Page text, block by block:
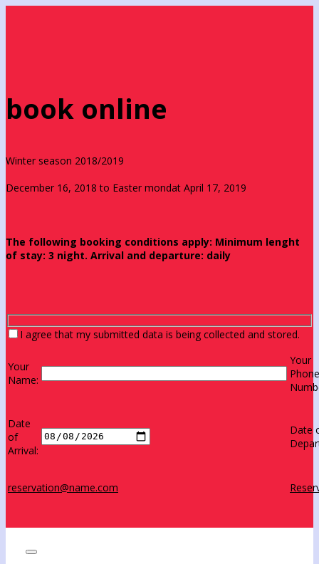
book online
Winter season 2018/2019
December 16, 2018 to Easter mondat April 17, 2019
The following booking conditions apply: Minimum lenght
of stay: 3 night. Arrival and departure: daily
I agree that my submitted data is being collected and stored.
Your
Name:
Your
Phone
Date
of
Arrival:
Date
reservation@name.com